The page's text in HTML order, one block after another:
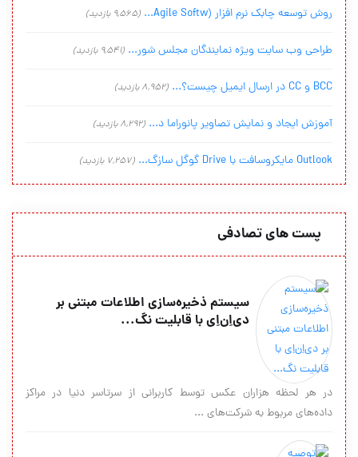
روش توسعه چابک نرم افزار (Agile Softw... (9,565 بازدید)
طراحی وب سایت ویژه نمایندگان مجلس شور... (9,541 بازدید)
BCC و CC در ارسال ایمیل چیست؟... (8,952 بازدید)
آموزش ایجاد و نمایش تصاویر پانوراما د... (8,292 بازدید)
Outlook مایکروسافت با Drive گوگل سازگ... (7,257 بازدید)
پست های تصادفی
سیستم ذخیره‌سازی اطلاعات مبتنی بر
دی‌اِن‌اِی با قابلیت نگ...
در هر لحظه هزاران عکس توسط کاربرانی از سرتاسر دنیا در مراکز
داده‌های مربوط به شرکت‌های ...